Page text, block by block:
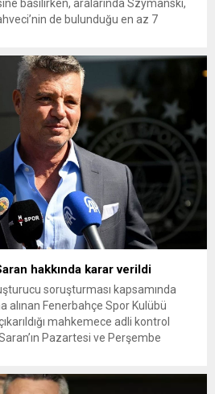
basılırken, aralarında Szymanski,
de bulunduğu en az 7
Teknik direktör...
hakkında karar verildi
soruşturması kapsamında
alınan Fenerbahçe Spor Kulübü
mahkemece adli kontrol
Pazartesi ve Perşembe
Cumhuriyet Başsavcılığı Kaçakçılık,